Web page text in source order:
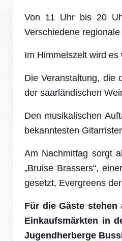
Von 11 Uhr bis 20
Verschiedene
Im Himmelszelt wird
Die Veranstaltung, die
der saarländischen
Den musikalischen
bekanntesten
Am Nachmittag sorgt
„Bruise Brassers“,
gesetzt, Evergreens
Für die Gäste stehen
Einkaufsmärkten in
Jugendherberge